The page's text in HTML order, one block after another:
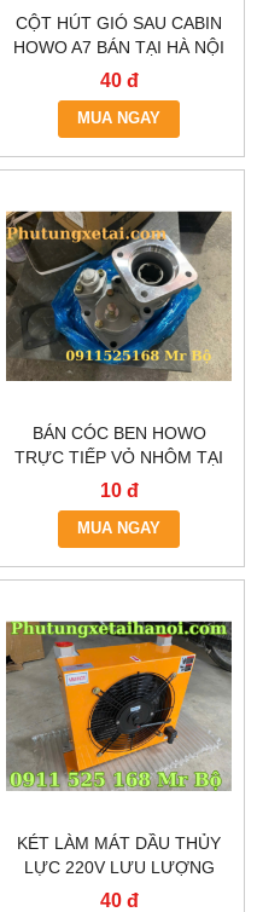
CỘT HÚT GIÓ SAU CABIN
HOWO A7 BÁN TẠI HÀ NỘI
VÀ THÀNH PHỐ HỒ CHÍ
40 đ
MUA NGAY
BÁN CÓC BEN HOWO
TRỰC TIẾP VỎ NHÔM TẠI
HÀ NỘI
10 đ
MUA NGAY
KÉT LÀM MÁT DẦU THỦY
LỰC 220V LƯU LƯỢNG
100L/ PHÚT
40 đ